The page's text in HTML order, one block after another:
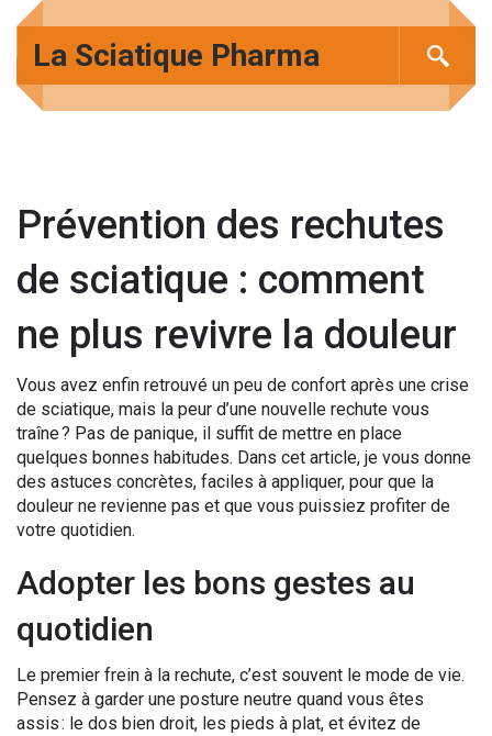
La Sciatique Pharma
Prévention des rechutes
de sciatique : comment
ne plus revivre la douleur
Vous avez enfin retrouvé un peu de confort après une crise
de sciatique, mais la peur d’une nouvelle rechute vous
traîne ? Pas de panique, il suffit de mettre en place
quelques bonnes habitudes. Dans cet article, je vous donne
des astuces concrètes, faciles à appliquer, pour que la
douleur ne revienne pas et que vous puissiez profiter de
votre quotidien.
Adopter les bons gestes au
quotidien
Le premier frein à la rechute, c’est souvent le mode de vie.
Pensez à garder une posture neutre quand vous êtes
assis : le dos bien droit, les pieds à plat, et évitez de